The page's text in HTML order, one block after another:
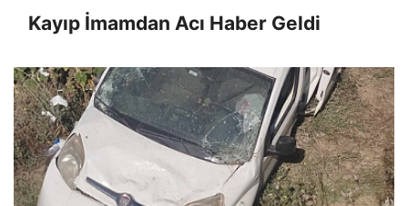
Kayıp İmamdan Acı Haber Geldi